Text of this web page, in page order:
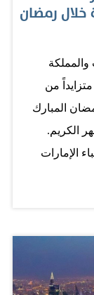
والمملكة
من
المبارك
الكريم.
الإمارات
أن "فلاي
فبراير الماضي إلى 130 رحلة في مارس